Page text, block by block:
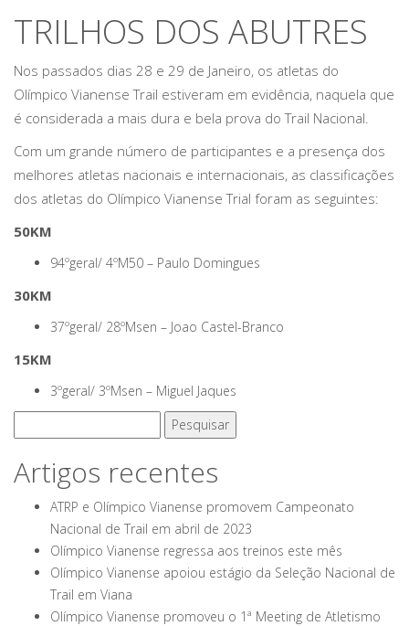
TRILHOS DOS ABUTRES
Nos passados dias 28 e 29 de Janeiro, os atletas do
Olímpico Vianense Trail estiveram em evidência, naquela que
é considerada a mais dura e bela prova do Trail Nacional.
Com um grande número de participantes e a presença dos
melhores atletas nacionais e internacionais, as classificações
dos atletas do Olímpico Vianense Trial foram as seguintes:
50KM
94ºgeral/ 4ºM50 – Paulo Domingues
30KM
37ºgeral/ 28ºMsen – Joao Castel-Branco
15KM
3ºgeral/ 3ºMsen – Miguel Jaques
por:
Artigos recentes
ATRP e Olímpico Vianense promovem Campeonato
Nacional de Trail em abril de 2023
Olímpico Vianense regressa aos treinos este mês
Olímpico Vianense apoiou estágio da Seleção Nacional de
Trail em Viana
Olímpico Vianense promoveu o 1ª Meeting de Atletismo